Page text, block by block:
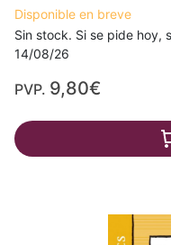
Disponible en breve
Sin stock. Si se pide hoy,
14/08/26
PVP. 9,80€